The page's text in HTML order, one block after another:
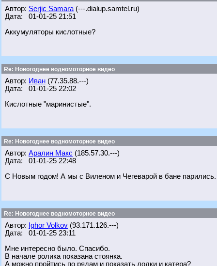
Автор: Serjic Samara (---.dialup.samtel.ru)
Дата: 01-01-25 21:51
Аккумуляторы кислотные?
Re: Новогоднее водномоторное видео
Автор: Иван (77.35.88.---)
Дата: 01-01-25 22:02
Кислотные "маринистые".
Re: Новогоднее водномоторное видео
Автор: Аралин Макс (185.57.30.---)
Дата: 01-01-25 22:48
С Новым годом! А мы с Виленом и Чегеварой в бане парились.
Re: Новогоднее водномоторное видео
Автор: Ighor Volkov (93.171.126.---)
Дата: 01-01-25 23:11
Мне интересно было. Спасибо.
В начале ролика показана стоянка.
А можно пройтись по рядам и показать лодки и катера?